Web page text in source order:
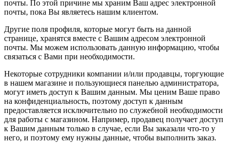
почты. По этой причине мы храним Ваш адрес электронной
почты, пока Вы являетесь нашим клиентом.
Другие поля профиля, которые могут быть на данной
странице, хранятся вместе с Вашим адресом электронной
почты. Мы можем использовать данную информацию, чтобы
связаться с Вами при необходимости.
Некоторые сотрудники компании и/или продавцы, торгующие
в нашем магазине и пользующиеся панелью администратора,
могут иметь доступ к Вашим данным. Мы ценим Ваше право
на конфиденциальность, поэтому доступ к данным
предоставляется исключительно по служебной необходимости
для работы с магазином. Например, продавец получает доступ
к Вашим данным только в случае, если Вы заказали что-то у
него, и поэтому ему нужны данные, чтобы выполнить заказ.